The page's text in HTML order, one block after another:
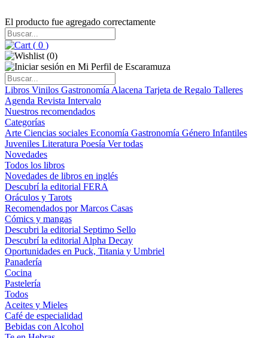
El producto fue agregado correctamente
( 0 )
(0)
Libros Vinilos Gastronomía Alacena Tarjeta de Regalo Talleres
Agenda Revista Intervalo
Nuestros recomendados
Categorías
Arte Ciencias sociales Economía Gastronomía Género Infantiles
Juveniles Literatura Poesía Ver todas
Novedades
Todos los libros
Novedades de libros en inglés
Descubrí la editorial FERA
Oráculos y Tarots
Recomendados por Marcos Casas
Cómics y mangas
Descubri la editorial Septimo Sello
Descubrí la editorial Alpha Decay
Oportunidades en Puck, Titania y Umbriel
Panadería
Cocina
Pastelería
Todos
Aceites y Mieles
Café de especialidad
Bebidas con Alcohol